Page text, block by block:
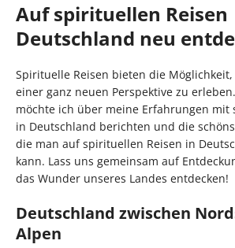
Auf spirituellen Reisen
Deutschland neu
Spirituelle Reisen bieten die
einer ganz neuen Perspektive zu
möchte ich über meine Erfahrungen mit
in Deutschland berichten und die
die man auf spirituellen Reisen in
kann. Lass uns gemeinsam auf
das Wunder unseres Landes entdecken!
Deutschland zwischen
Alpen